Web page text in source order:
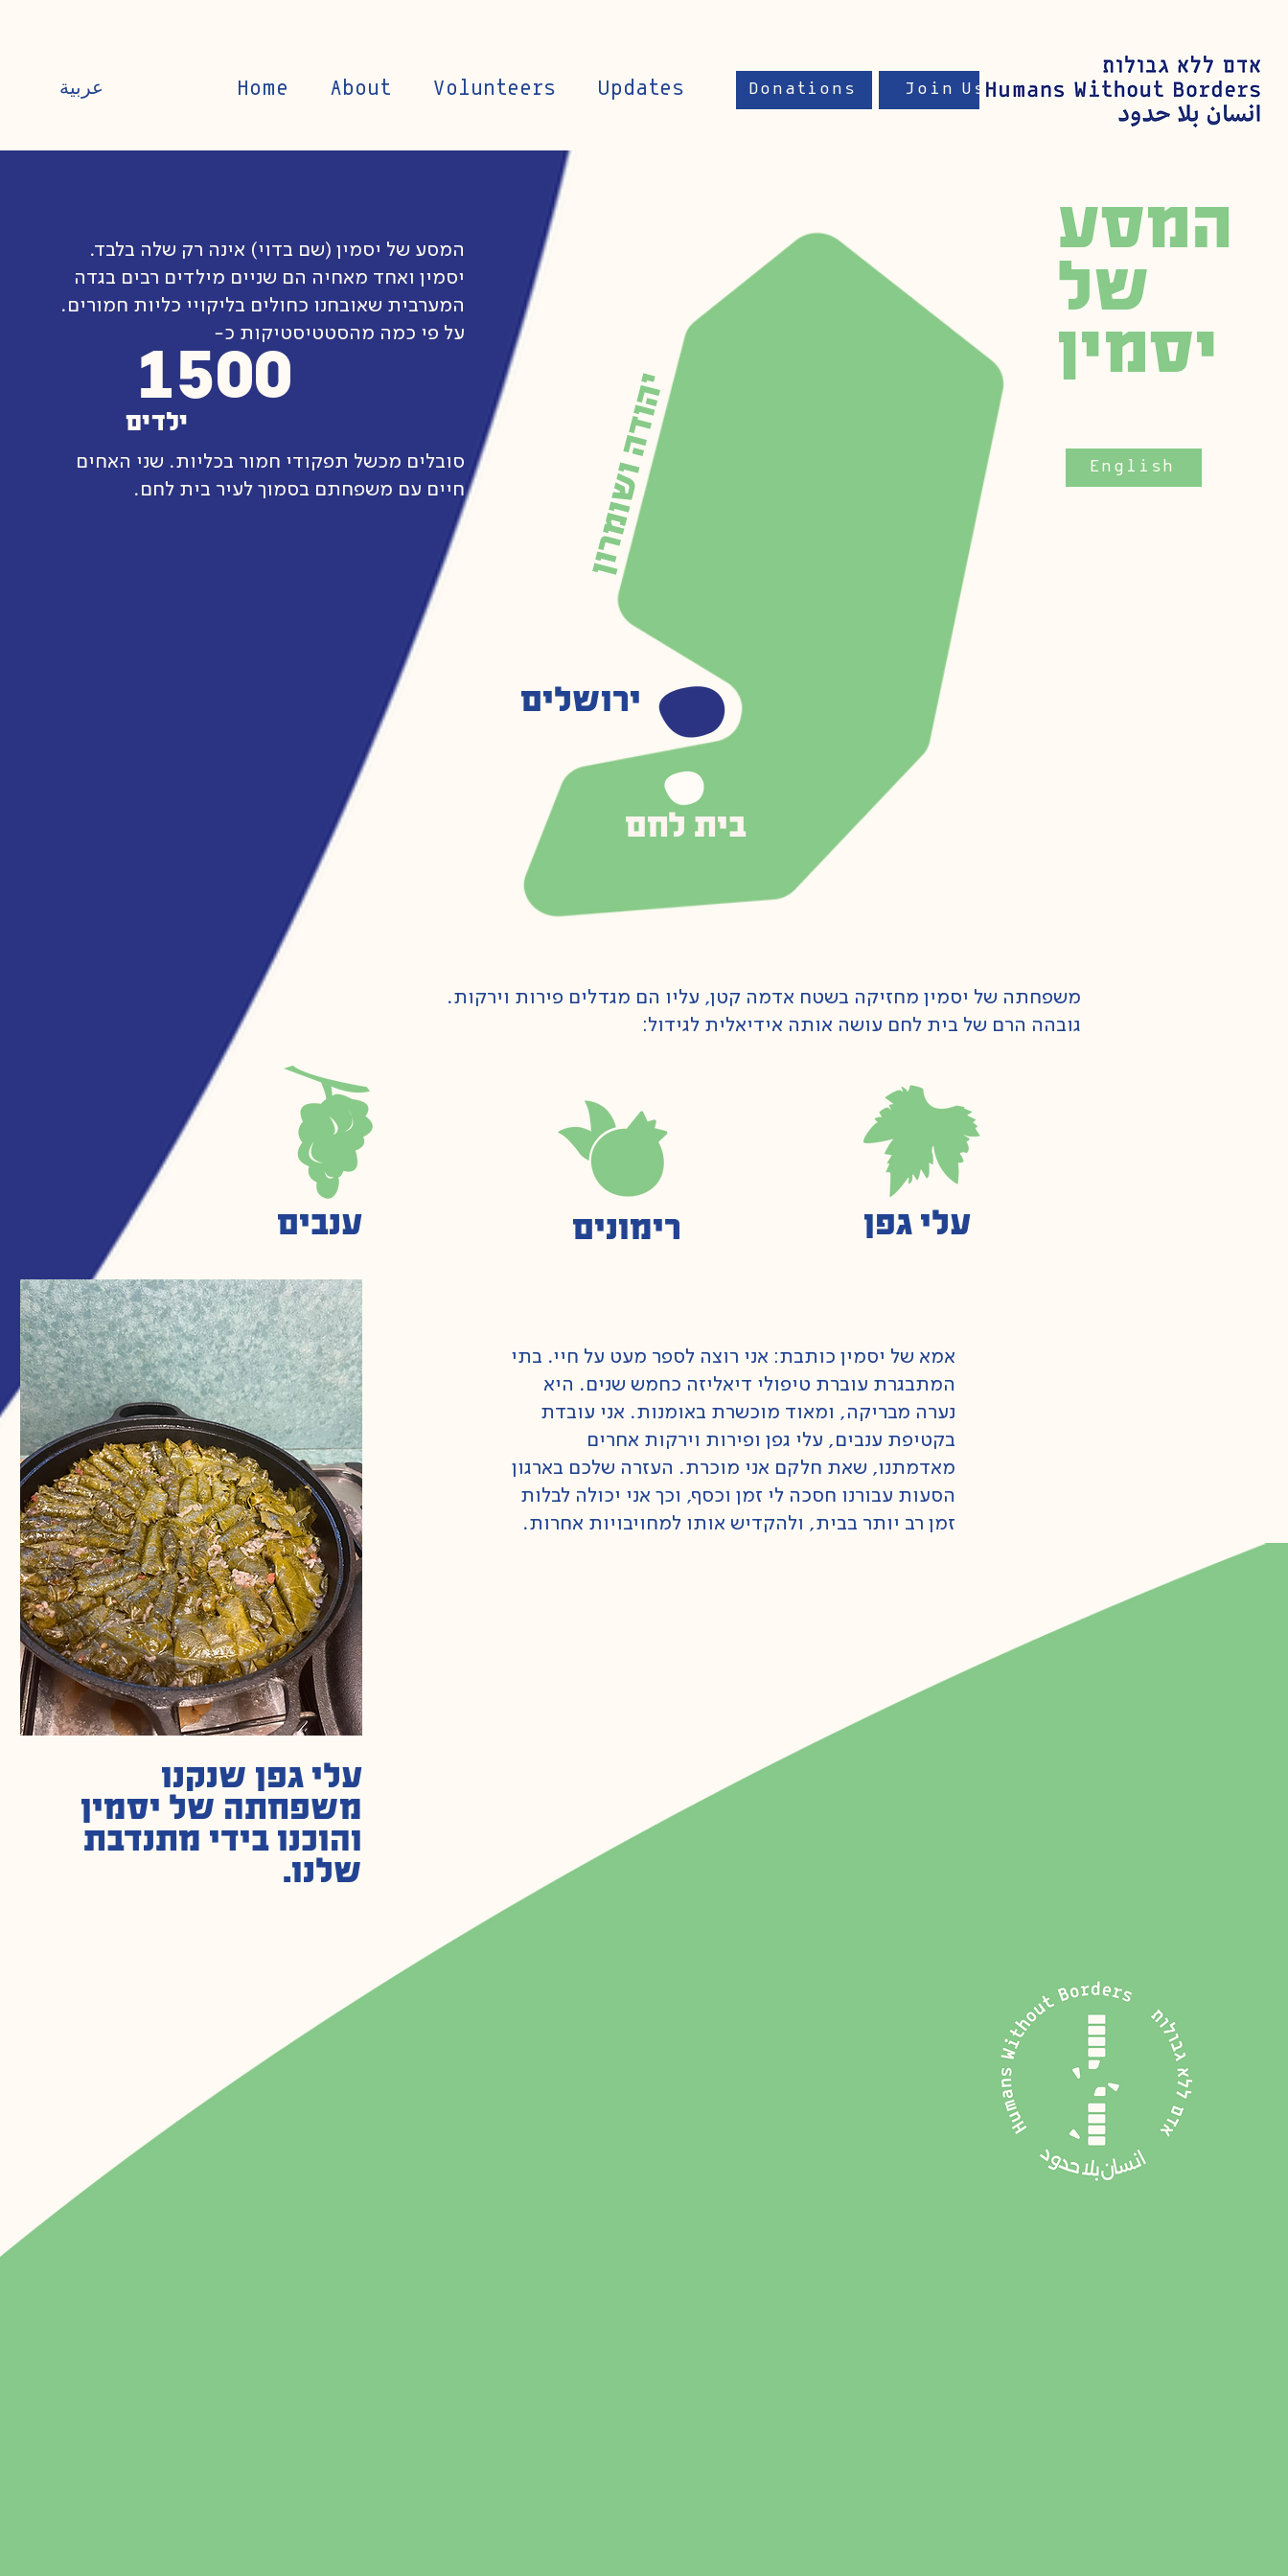
عربية Join Us
Donations
Home About Volunteers Updates
המסע
יסמין
סובלים מכשל תפקודי חמור בכליות. שני האחים
חיים עם משפחתם בסמוך לעיר בית לחם.
המסע של יסמין (שם בדוי) אינה רק שלה בלבד.
יסמין ואחד מאחיה הם שניים מילדים רבים בגדה
המערבית שאובחנו כחולים בליקויי כליות חמורים.
על פי כמה מהסטטיסטיקות כ-
יהודה ושומרון ילדים
1500
רימונים
בית לחם
אמא של יסמין כותבת: אני רוצה לספר מעט על חיי. בתי
המתבגרת עוברת טיפולי דיאליזה כחמש שנים. היא
נערה מבריקה, ומאוד מוכשרת באומנות. אני עובדת
בקטיפת ענבים, עלי גפן ופירות וירקות אחרים
מאדמתנו, שאת חלקם אני מוכרת. העזרה שלכם בארגון
הסעות עבורנו חסכה לי זמן וכסף, וכך אני יכולה לבלות
זמן רב יותר בבית, ולהקדיש אותו למחויבויות אחרות.
English
ירושלים
ענבים עלי גפן
משפחתה של יסמין מחזיקה בשטח אדמה קטן, עליו הם מגדלים פירות וירקות.
גובהה הרם של בית לחם עושה אותה אידיאלית לגידול:
עלי גפן שנקנו
משפחתה של יסמין
והוכנו בידי מתנדבת
שלנו.